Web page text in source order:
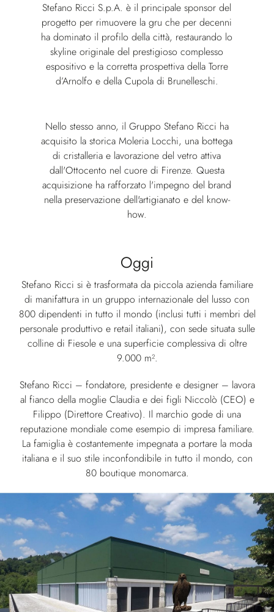
Stefano Ricci S.p.A. è il principale sponsor del
progetto per rimuovere la gru che per decenni
ha dominato il profilo della città, restaurando lo
skyline originale del prestigioso complesso
espositivo e la corretta prospettiva della Torre
d’Arnolfo e della Cupola di Brunelleschi.
Nello stesso anno, il Gruppo Stefano Ricci ha
acquisito la storica Moleria Locchi, una bottega
di cristalleria e lavorazione del vetro attiva
dall'Ottocento nel cuore di Firenze. Questa
acquisizione ha rafforzato l'impegno del brand
nella preservazione dell'artigianato e del know-
how.
Oggi
Stefano Ricci si è trasformata da piccola azienda familiare
di manifattura in un gruppo internazionale del lusso con
800 dipendenti in tutto il mondo (inclusi tutti i membri del
personale produttivo e retail italiani), con sede situata sulle
colline di Fiesole e una superficie complessiva di oltre
9.000 m².
Stefano Ricci – fondatore, presidente e designer – lavora
al fianco della moglie Claudia e dei figli Niccolò (CEO) e
Filippo (Direttore Creativo). Il marchio gode di una
reputazione mondiale come esempio di impresa familiare.
La famiglia è costantemente impegnata a portare la moda
italiana e il suo stile inconfondibile in tutto il mondo, con
80 boutique monomarca.